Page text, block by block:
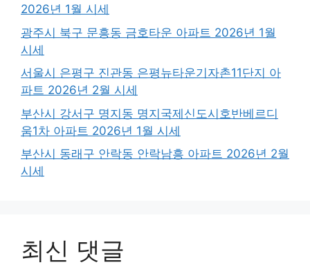
2026년 1월 시세
광주시 북구 문흥동 금호타운 아파트 2026년 1월
시세
서울시 은평구 진관동 은평뉴타운기자촌11단지 아
파트 2026년 2월 시세
부산시 강서구 명지동 명지국제신도시호반베르디
움1차 아파트 2026년 1월 시세
부산시 동래구 안락동 안락남흥 아파트 2026년 2월
시세
최신 댓글